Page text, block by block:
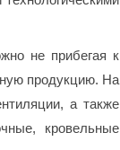
не прибегая к
продукцию. На
а также
кровельные